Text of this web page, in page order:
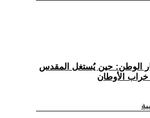
الوطن: حين يُستغل المقدس
خراب الأوطان